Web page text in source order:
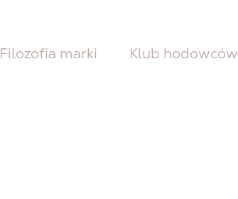
Filozofia marki Klub hodowców